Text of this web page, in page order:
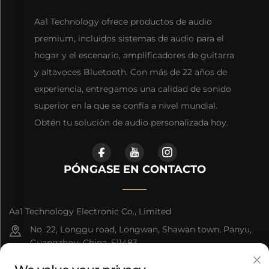
Aa1 Technology ofrece productos de audio
premium, incluidos sistemas de audio para el
hogar y el escenario, amplificadores de guitarra
y altavoces Bluetooth. Con más de 22 años de
experiencia, entregamos una calidad de sonido
superior en la que se confía a nivel mundial.
Obtén tu solución de audio personalizada hoy.
PÓNGASE EN CONTACTO
Aa1 Technology Electronic Co., Limited
No. 22, Longgu road, Longwan, Shawan town, Panyu,
Guangzhou, China, 511483
+86-19588875523